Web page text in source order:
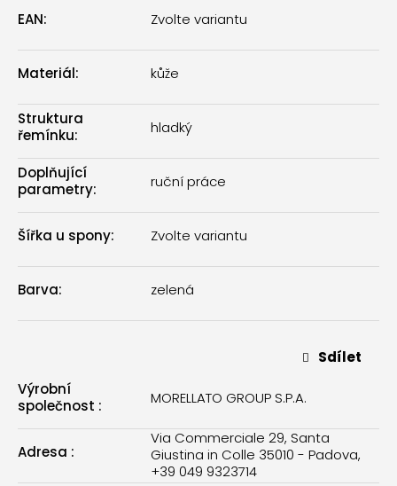
EAN: Zvolte variantu
Materiál: kůže
Struktura
řemínku: hladký
Doplňující
parametry: ruční práce
Šířka u spony: Zvolte variantu
Barva: zelená
Sdílet
Výrobní
společnost : MORELLATO GROUP S.P.A.
Adresa :
Via Commerciale 29, Santa
Giustina in Colle 35010 - Padova,
+39 049 9323714